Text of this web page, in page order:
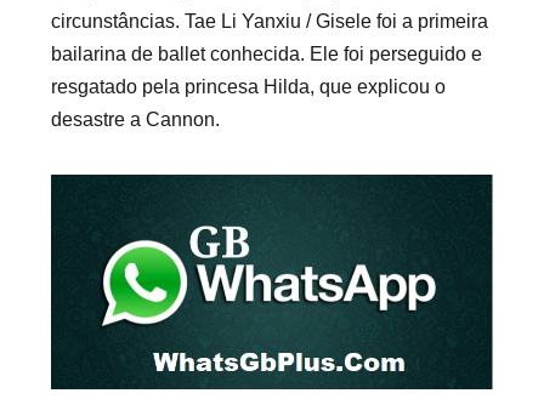
circunstâncias. Tae Li Yanxiu / Gisele foi a primeira
bailarina de ballet conhecida. Ele foi perseguido e
resgatado pela princesa Hilda, que explicou o
desastre a Cannon.